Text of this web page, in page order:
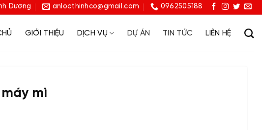
Dương anlocthinhco@gmail.com 0962505188
GIỚI THIỆU DỊCH VỤ DỰ ÁN TIN TỨC LIÊN HỆ
mì